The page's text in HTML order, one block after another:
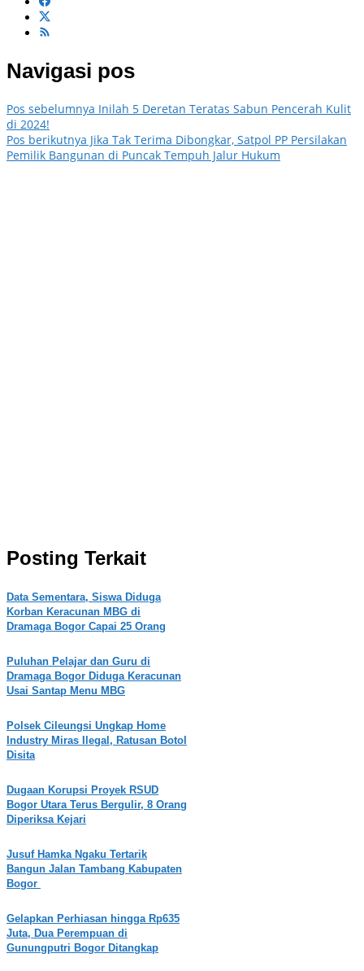
Navigasi pos
Pos sebelumnya Inilah 5 Deretan Teratas Sabun Pencerah Kulit
di 2024!
Pos berikutnya Jika Tak Terima Dibongkar, Satpol PP Persilakan
Pemilik Bangunan di Puncak Tempuh Jalur Hukum
Posting Terkait
Data Sementara, Siswa Diduga
Korban Keracunan MBG di
Dramaga Bogor Capai 25 Orang
Puluhan Pelajar dan Guru di
Dramaga Bogor Diduga Keracunan
Usai Santap Menu MBG
Polsek Cileungsi Ungkap Home
Industry Miras Ilegal, Ratusan Botol
Disita
Dugaan Korupsi Proyek RSUD
Bogor Utara Terus Bergulir, 8 Orang
Diperiksa Kejari
Jusuf Hamka Ngaku Tertarik
Bangun Jalan Tambang Kabupaten
Bogor
Gelapkan Perhiasan hingga Rp635
Juta, Dua Perempuan di
Gunungputri Bogor Ditangkap